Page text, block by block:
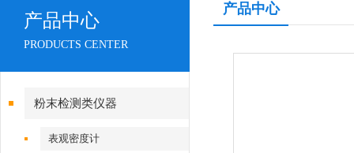
产品中心
PRODUCTS CENTER
粉末检测类仪器
表观密度计
产品中心